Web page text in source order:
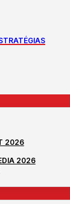
2026
2026